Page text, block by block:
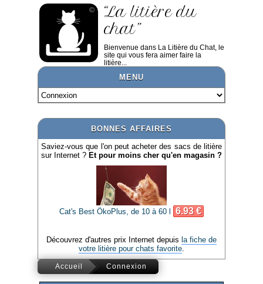
“La litière du
chat”
Bienvenue dans La Litière du Chat, le
site qui vous fera aimer faire la
litière...
MENU
BONNES AFFAIRES
Saviez-vous que l'on peut acheter des sacs de litière
sur Internet ? Et pour moins cher qu'en magasin ?
Cat's Best ÖkoPlus, de 10 à 60 l 6.93 €
Découvrez d'autres prix Internet depuis la fiche de
votre litière pour chats favorite.
Accueil Connexion